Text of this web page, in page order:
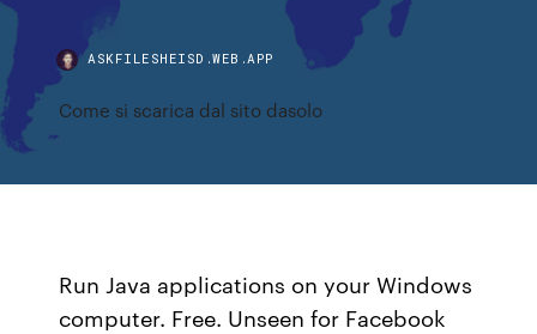
ASKFILESHEISD.WEB.APP
Come si scarica dal sito dasolo
Run Java applications on your Windows
computer. Free. Unseen for Facebook